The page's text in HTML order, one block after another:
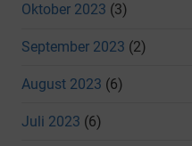
Oktober 2023 (3)
September 2023 (2)
August 2023 (6)
Juli 2023 (6)